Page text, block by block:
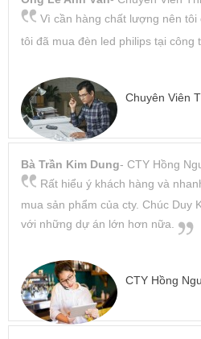
Vì cần hàng chất lượng nên
tôi đã mua đèn led philips tại công
Chuyên Viên
Bà Trần Kim Dung- CTY Hồng
Rất hiểu ý khách hàng và
mua sản phẩm của cty. Chúc Duy
với những dự án lớn hơn nữa.
CTY Hồng